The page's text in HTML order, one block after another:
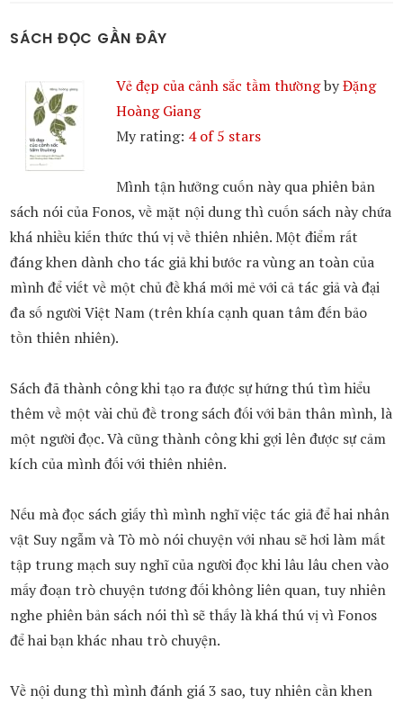
SÁCH ĐỌC GẦN ĐÂY
Vẻ đẹp của cảnh sắc tầm thườngbyĐặng
Hoàng Giang
My rating: 4 of 5 stars
Mình tận hưởng cuốn này qua phiên bản
sách nói của Fonos, về mặt nội dung thì cuốn sách này chứa
khá nhiều kiến thức thú vị về thiên nhiên. Một điểm rất
đáng khen dành cho tác giả khi bước ra vùng an toàn của
mình để viết về một chủ đề khá mới mẻ với cả tác giả và đại
đa số người Việt Nam (trên khía cạnh quan tâm đến bảo
tồn thiên nhiên).
Sách đã thành công khi tạo ra được sự hứng thú tìm hiểu
thêm về một vài chủ đề trong sách đối với bản thân mình, là
một người đọc. Và cũng thành công khi gợi lên được sự cảm
kích của mình đối với thiên nhiên.
Nếu mà đọc sách giấy thì mình nghĩ việc tác giả để hai nhân
vật Suy ngẫm và Tò mò nói chuyện với nhau sẽ hơi làm mất
tập trung mạch suy nghĩ của người đọc khi lâu lâu chen vào
mấy đoạn trò chuyện tương đối không liên quan, tuy nhiên
nghe phiên bản sách nói thì sẽ thấy là khá thú vị vì Fonos
để hai bạn khác nhau trò chuyện.
Về nội dung thì mình đánh giá 3 sao, tuy nhiên cần khen